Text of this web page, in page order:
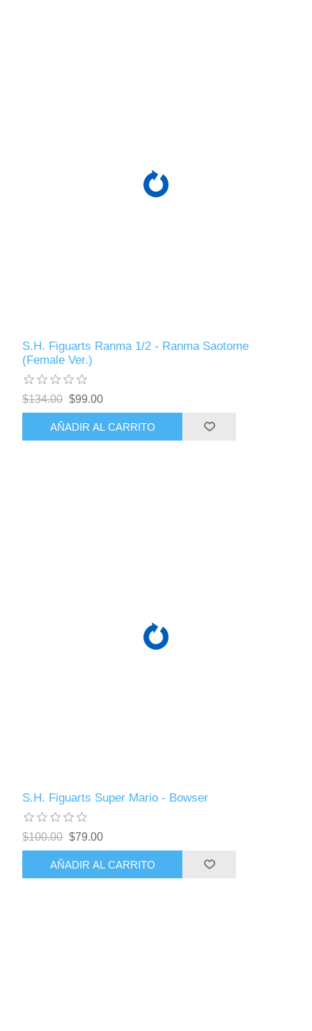
S.H. Figuarts Ranma 1/2 - Ranma Saotome
(Female Ver.)
$134.00 $99.00
AÑADIR AL CARRITO
S.H. Figuarts Super Mario - Bowser
$100.00 $79.00
AÑADIR AL CARRITO